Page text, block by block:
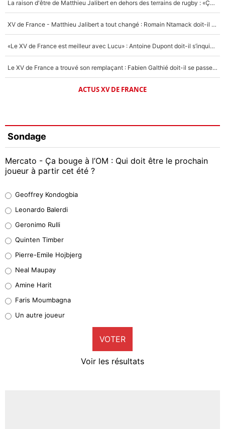
La raison d'être de Matthieu Jalibert en dehors des terrains de rugby : «Ça m'atteint autant que si tu touches à un membre de ma famille»
XV de France - Matthieu Jalibert a tout changé : Romain Ntamack doit-il s’inquiéter pour sa place à un an de la Coupe du monde ?
«Le XV de France est meilleur avec Lucu» : Antoine Dupont doit-il s’inquiéter pour sa place ?
Le XV de France a trouvé son remplaçant : Fabien Galthié doit-il se passer d'Antoine Dupont ?
ACTUS XV DE FRANCE
Sondage
Mercato - Ça bouge à l’OM : Qui doit être le prochain
joueur à partir cet été ?
38%
32%
5%
1%
9%
Geoffrey Kondogbia
Leonardo Balerdi
Geronimo Rulli
Quinten Timber
Pierre-Emile Hojbjerg
Neal Maupay
Amine Harit
Faris Moumbagna
Un autre joueur
VOTER
Voir les résultats